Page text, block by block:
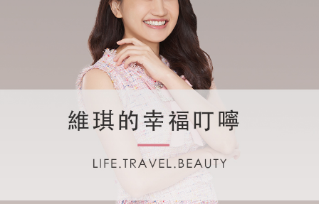
公眾表達影響力
創意活動企劃力
維體驗Unique
維觀點Vision